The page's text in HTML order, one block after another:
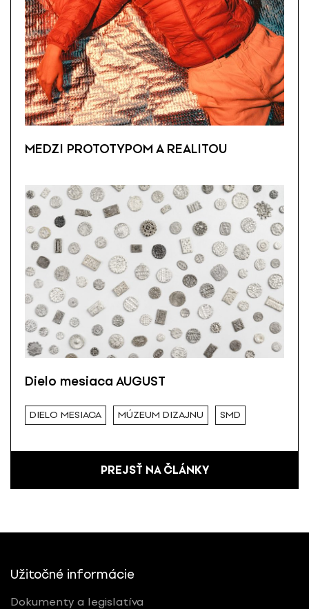
MEDZI PROTOTYPOM A REALITOU
Dielo mesiaca AUGUST
DIELO MESIACA MÚZEUM DIZAJNU SMD
PREJSŤ NA ČLÁNKY
Užitočné informácie
Dokumenty a legislatíva